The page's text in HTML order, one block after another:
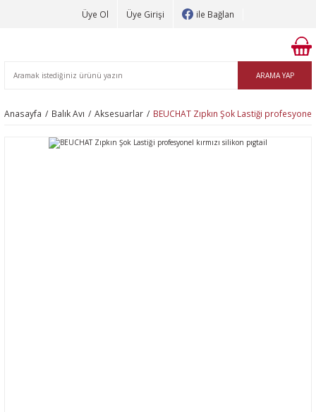
Üye Ol Üye Girişi ile Bağlan
ARAMA YAP
Anasayfa Balık Avı Aksesuarlar BEUCHAT Zıpkın Şok Lastiği profesyonel